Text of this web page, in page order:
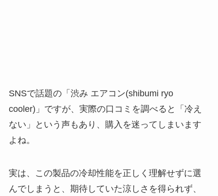
SNSで話題の「渋み エアコン(shibumi ryo
cooler)」ですが、実際の口コミを調べると「冷え
ない」という声もあり、購入を迷ってしまいます
よね。
実は、この製品の冷却性能を正しく理解せずに選
んでしまうと、期待していた涼しさを得られず、